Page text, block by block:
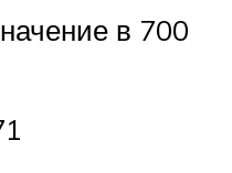
в 700